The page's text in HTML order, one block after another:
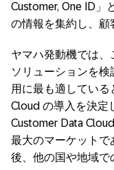
Customer, One ID」
の情報を集約し、顧
ヤマハ発動機では、
ソリューションを検
用に最も適している
Cloud の導入を決定
Customer Data
最大のマーケットで
後、他の国や地域で